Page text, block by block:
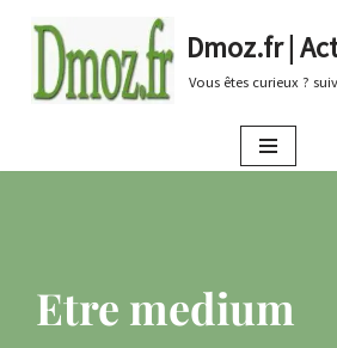
au
Dmoz.fr |
Vous êtes curieux ?
Etre medium